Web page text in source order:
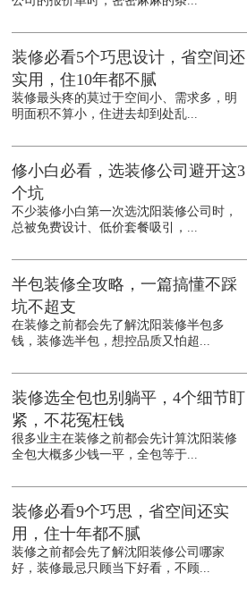
装修必看5个巧思设计，省空间还
实用，住10年都不腻
装修最头疼的莫过于空间小、需求多，明
明面积不算小，住进去却到处乱...
修小白必看，选装修公司避开这3
个坑
不少装修小白第一次选沈阳装修公司时，
总被免费设计、低价套餐吸引，...
半包装修全攻略，一篇搞懂不踩
坑不超支
在装修之前都会先了解沈阳装修半包多
钱，装修选半包，想控品质又怕超...
装修选全包也别躺平，4个细节盯
紧，不花冤枉钱
很多业主在装修之前都会先计算沈阳装修
全包大概多少钱一平，全包等于...
装修必看9个巧思，省空间还实
用，住十年都不腻
装修之前都会先了解沈阳装修公司哪家
好，装修最忌只顾当下好看，不顾...